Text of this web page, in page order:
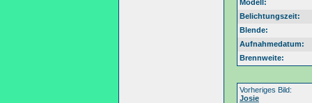
Modell:
Belichtungszeit:
Blende:
Aufnahmedatum:
Brennweite:
Vorheriges Bild:
Josie